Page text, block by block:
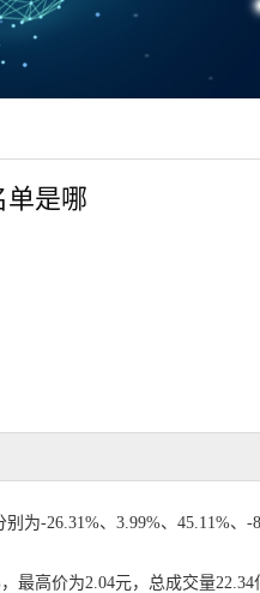
单是哪
-26.31%、3.99%、45.11%、
高价为2.04元，总成交量22.34